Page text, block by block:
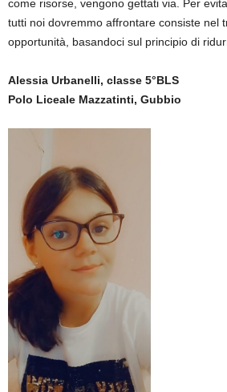
come risorse, vengono gettati via. Per
tutti noi dovremmo affrontare consiste nel
opportunità, basandoci sul principio di
Alessia Urbanelli, classe 5°BLS
Polo Liceale Mazzatinti, Gubbio